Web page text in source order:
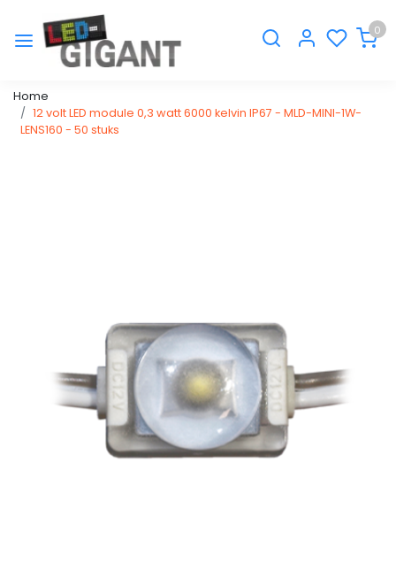
0
Home
12 volt LED module 0,3 watt 6000 kelvin IP67 - MLD-MINI-1W-
LENS160 - 50 stuks
Vorige